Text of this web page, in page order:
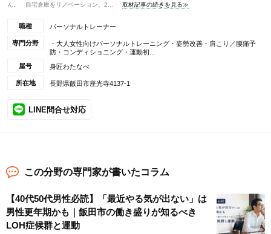
ん。 自宅倉庫をリノベーション、2...
取材記事の続きを見る≫
職種 パーソナルトレーナー
専門分野
・大人女性向けパーソナルトレーニング・姿勢改善・肩こり／腰痛予
防・コンディショニング・運動初...
屋号
身匠わたなべ
所在地 長野県飯田市座光寺4137-1
LINE問合せ対応
この分野の専門家が書いたコラム
【40代50代男性必読】「最近やる気が出ない」は
男性更年期かも｜飯田市の働き盛りが知るべき
LOH症候群と運動